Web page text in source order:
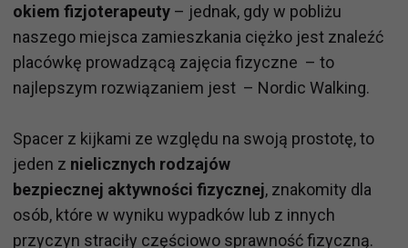
okiem fizjoterapeuty – jednak, gdy w pobliżu
naszego miejsca zamieszkania ciężko jest znaleźć
placówkę prowadzącą zajęcia fizyczne – to
najlepszym rozwiązaniem jest – Nordic Walking.
Spacer z kijkami ze względu na swoją prostotę, to
jeden z nielicznych rodzajów
bezpiecznej aktywności fizycznej, znakomity dla
osób, które w wyniku wypadków lub z innych
przyczyn straciły częściowo sprawność fizyczną.